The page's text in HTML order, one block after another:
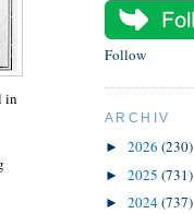
in
Follow
ARCHIV
► 2026 (230)
► 2025 (731)
► 2024(737)